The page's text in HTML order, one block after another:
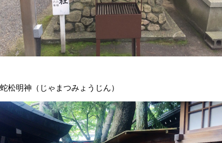
蛇松明神（じゃまつみょうじん）